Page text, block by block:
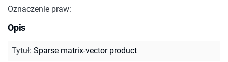
Oznaczenie praw:
Opis
Tytuł: Sparse matrix-vector product